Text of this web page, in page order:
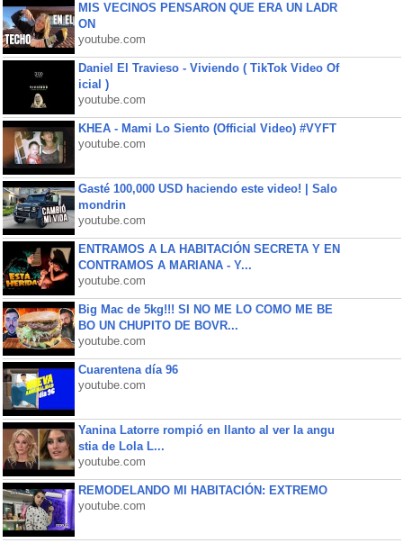
MIS VECINOS PENSARON QUE ERA UN LADR
ON
youtube.com
Daniel El Travieso - Viviendo ( TikTok Video Of
icial )
youtube.com
KHEA - Mami Lo Siento (Official Video) #VYFT
youtube.com
Gasté 100,000 USD haciendo este video! | Salo
mondrin
youtube.com
ENTRAMOS A LA HABITACIÓN SECRETA Y EN
CONTRAMOS A MARIANA - Y...
youtube.com
Big Mac de 5kg!!! SI NO ME LO COMO ME BE
BO UN CHUPITO DE BOVR...
youtube.com
Cuarentena día 96
youtube.com
Yanina Latorre rompió en llanto al ver la angu
stia de Lola L...
youtube.com
REMODELANDO MI HABITACIÓN: EXTREMO
youtube.com